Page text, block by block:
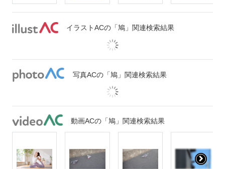
イラストACの「鳩」関連検索結果
写真ACの「鳩」関連検索結果
動画ACの「鳩」関連検索結果